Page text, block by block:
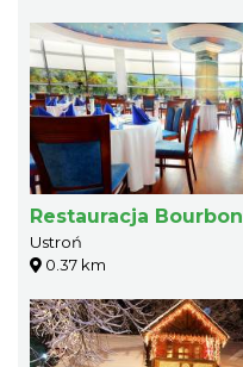
Restauracja Bourbon
Ustroń
0.37 km